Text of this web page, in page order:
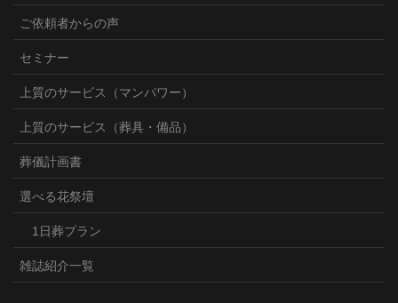
ご依頼者からの声
セミナー
上質のサービス（マンパワー）
上質のサービス（葬具・備品）
葬儀計画書
選べる花祭壇
1日葬プラン
雑誌紹介一覧